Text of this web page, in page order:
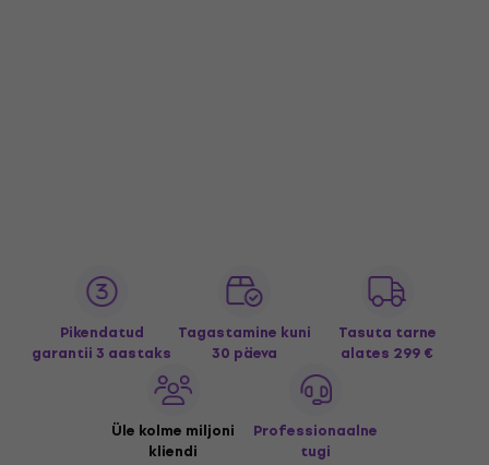
Pikendatud
garantii 3 aastaks
Tagastamine kuni
30 päeva
Tasuta tarne
alates 299 €
Üle kolme miljoni
kliendi
Professionaalne
tugi